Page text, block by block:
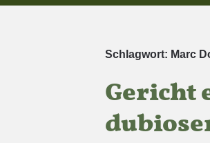
Schlagwort: Marc
Gericht